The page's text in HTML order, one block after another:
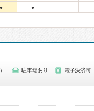
● ●
） 駐車場あり
電子決済可